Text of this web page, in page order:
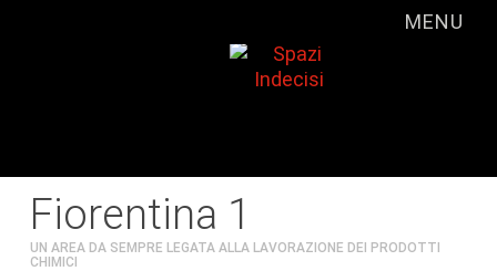
MENU
Fiorentina 1
UN AREA DA SEMPRE LEGATA ALLA LAVORAZIONE DEI PRODOTTI
CHIMICI